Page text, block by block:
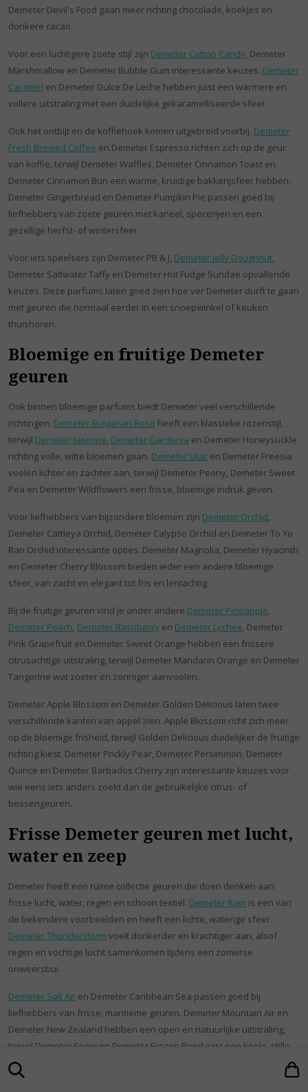
Demeter Devil's Food gaan meer richting chocolade, koekjes en
donkere cacao.
Voor een luchtigere zoete stijl zijn Demeter Cotton Candy, Demeter
Marshmallow en Demeter Bubble Gum interessante keuzes. Demeter
Caramel en Demeter Dulce De Leche hebben juist een warmere en
vollere uitstraling met een duidelijke gekaramelliseerde sfeer.
Ook het ontbijt en de koffiehoek komen uitgebreid voorbij. Demeter
Fresh Brewed Coffee en Demeter Espresso richten zich op de geur
van koffie, terwijl Demeter Waffles, Demeter Cinnamon Toast en
Demeter Cinnamon Bun een warme, kruidige bakkerijsfeer hebben.
Demeter Gingerbread en Demeter Pumpkin Pie passen goed bij
liefhebbers van zoete geuren met kaneel, specerijen en een
gezellige herfst- of wintersfeer.
Voor iets speelsers zijn Demeter PB & J, Demeter Jelly Doughnut,
Demeter Saltwater Taffy en Demeter Hot Fudge Sundae opvallende
keuzes. Deze parfums laten goed zien hoe ver Demeter durft te gaan
met geuren die normaal eerder in een snoepwinkel of keuken
thuishoren.
Bloemige en fruitige Demeter
geuren
Ook binnen bloemige parfums biedt Demeter veel verschillende
richtingen. Demeter Bulgarian Rose heeft een klassieke rozenstijl,
terwijl Demeter Jasmine, Demeter Gardenia en Demeter Honeysuckle
richting volle, witte bloemen gaan. Demeter Lilac en Demeter Freesia
voelen lichter en zachter aan, terwijl Demeter Peony, Demeter Sweet
Pea en Demeter Wildflowers een frisse, bloemige indruk geven.
Voor liefhebbers van bijzondere bloemen zijn Demeter Orchid,
Demeter Cattleya Orchid, Demeter Calypso Orchid en Demeter To Yo
Ran Orchid interessante opties. Demeter Magnolia, Demeter Hyacinth
en Demeter Cherry Blossom bieden ieder een andere bloemige
sfeer, van zacht en elegant tot fris en lentachtig.
Bij de fruitige geuren vind je onder andere Demeter Pineapple,
Demeter Peach, Demeter Raspberry en Demeter Lychee. Demeter
Pink Grapefruit en Demeter Sweet Orange hebben een frissere
citrusachtige uitstraling, terwijl Demeter Mandarin Orange en Demeter
Tangerine wat zoeter en zonniger aanvoelen.
Demeter Apple Blossom en Demeter Golden Delicious laten twee
verschillende kanten van appel zien. Apple Blossom richt zich meer
op de bloemige frisheid, terwijl Golden Delicious duidelijker de fruitige
richting kiest. Demeter Prickly Pear, Demeter Persimmon, Demeter
Quince en Demeter Barbados Cherry zijn interessante keuzes voor
wie eens iets anders zoekt dan de gebruikelijke citrus- of
bessengeuren.
Frisse Demeter geuren met lucht,
water en zeep
Demeter heeft een ruime collectie geuren die doen denken aan
frisse lucht, water, regen en schoon textiel. Demeter Rain is een van
de bekendere voorbeelden en heeft een lichte, waterige sfeer.
Demeter Thunderstorm voelt donkerder en krachtiger aan, alsof
regen en vochtige lucht samenkomen tijdens een zomerse
onweersbui.
Demeter Salt Air en Demeter Caribbean Sea passen goed bij
liefhebbers van frisse, maritieme geuren. Demeter Mountain Air en
Demeter New Zealand hebben een open en natuurlijke uitstraling,
terwijl Demeter Snow en Demeter Frozen Pond juist een koele, stille
en winterse sfeer oproepen.